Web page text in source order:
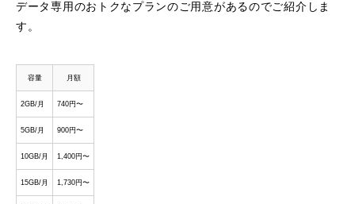
データ専用のおトクなプランのご用意があるのでご紹介しま
す。
容量 月額
2GB/月 740円〜
5GB/月 900円〜
10GB/月 1,400円〜
15GB/月 1,730円〜